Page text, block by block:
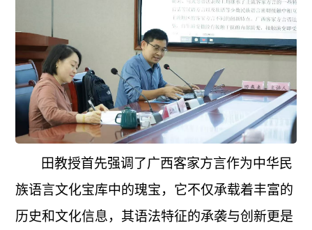
田教授首先强调了广西客家方言作为中华民
族语言文化宝库中的瑰宝，它不仅承载着丰富的
历史和文化信息，其语法特征的承袭与创新更是